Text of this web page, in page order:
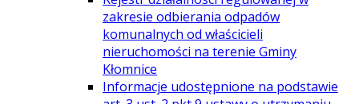
zakresie odbierania odpadów
komunalnych od właścicieli
nieruchomości na terenie Gminy
Kłomnice
Informacje udostępnione na podstawie